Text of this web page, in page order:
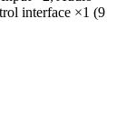
interface ×1 (9